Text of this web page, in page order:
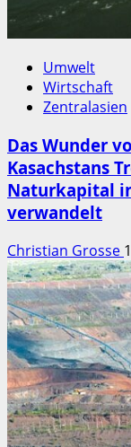
Umwelt
Wirtschaft
Zentralasien
Das Wunder
Kasachstans
Naturkapital
verwandelt
Christian Grosse